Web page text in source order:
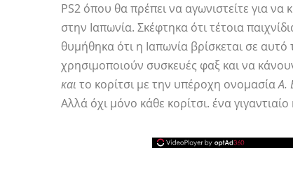
PS2 όπου θα πρέπει να αγωνιστείτε για
στην Ιαπωνία. Σκέφτηκα ότι τέτοια
θυμήθηκα ότι η Ιαπωνία βρίσκεται σε
χρησιμοποιούν συσκευές φαξ και να
και το κορίτσι με την υπέροχη ονομασίαΑ.
Αλλά όχι μόνο κάθε κορίτσι. ένα